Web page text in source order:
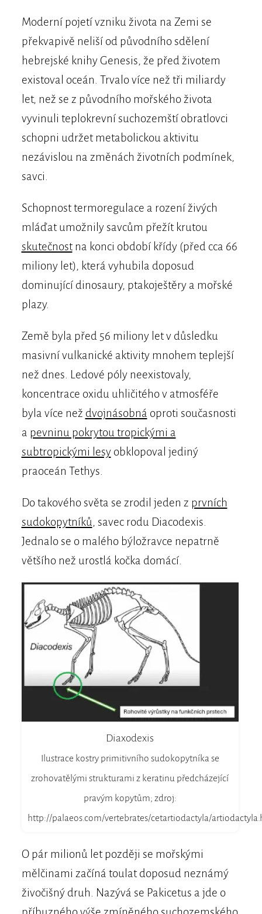
Moderní pojetí vzniku života na Zemi se
překvapivě neliší od původního sdělení
hebrejské knihy Genesis, že před životem
existoval oceán. Trvalo více než tři miliardy
let, než se z původního mořského života
vyvinuli teplokrevní suchozemští obratlovci
schopni udržet metabolickou aktivitu
nezávislou na změnách životních podmínek,
savci.
Schopnost termoregulace a rození živých
mláďat umožnily savcům přežít krutou
skutečnostna konci období křídy (před cca 66
miliony let), která vyhubila doposud
dominující dinosaury, ptakoještěry a mořské
plazy.
Země byla před 56 miliony let v důsledku
masivní vulkanické aktivity mnohem teplejší
než dnes. Ledové póly neexistovaly,
koncentrace oxidu uhličitého v atmosféře
byla více než dvojnásobná oproti současnosti
a pevninu pokrytou tropickými a
subtropickými lesyobklopoval jediný
praoceán Tethys.
Do takového světa se zrodil jeden z prvních
sudokopytníků, savec rodu Diacodexis.
Jednalo se o malého býložravce nepatrně
většího než urostlá kočka domácí.
Diaxodexis
Ilustrace kostry primitivního sudokopytníka se
zrohovatělými strukturami z keratinu předcházející
pravým kopytům; zdroj:
http://palaeos.com/vertebrates/cetartiodactyla/
O pár milionů let později se mořskými
mělčinami začíná toulat doposud neznámý
živočišný druh. Nazývá se Pakicetus a jde o